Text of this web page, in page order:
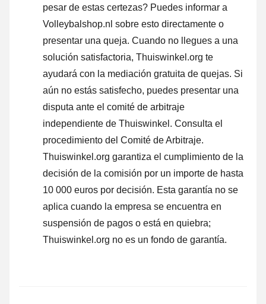
pesar de estas certezas? Puedes informar a
Volleybalshop.nl sobre esto directamente o
presentar una queja. Cuando no llegues a una
solución satisfactoria, Thuiswinkel.org te
ayudará con la mediación gratuita de quejas. Si
aún no estás satisfecho, puedes presentar una
disputa ante el comité de arbitraje
independiente de Thuiswinkel. Consulta el
procedimiento del Comité de Arbitraje.
Thuiswinkel.org garantiza el cumplimiento de la
decisión de la comisión por un importe de hasta
10 000 euros por decisión. Esta garantía no se
aplica cuando la empresa se encuentra en
suspensión de pagos o está en quiebra;
Thuiswinkel.org no es un fondo de garantía.